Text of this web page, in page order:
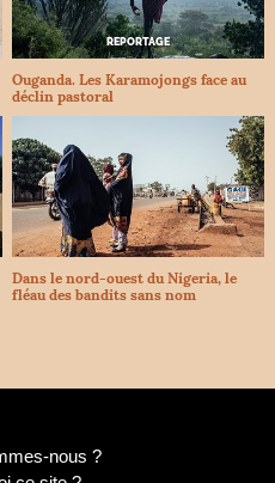
REPORTAGE
Ouganda. Les Karamojongs face au
déclin pastoral
Dans le nord-ouest du Nigeria, le
fléau des bandits sans nom
nous ?